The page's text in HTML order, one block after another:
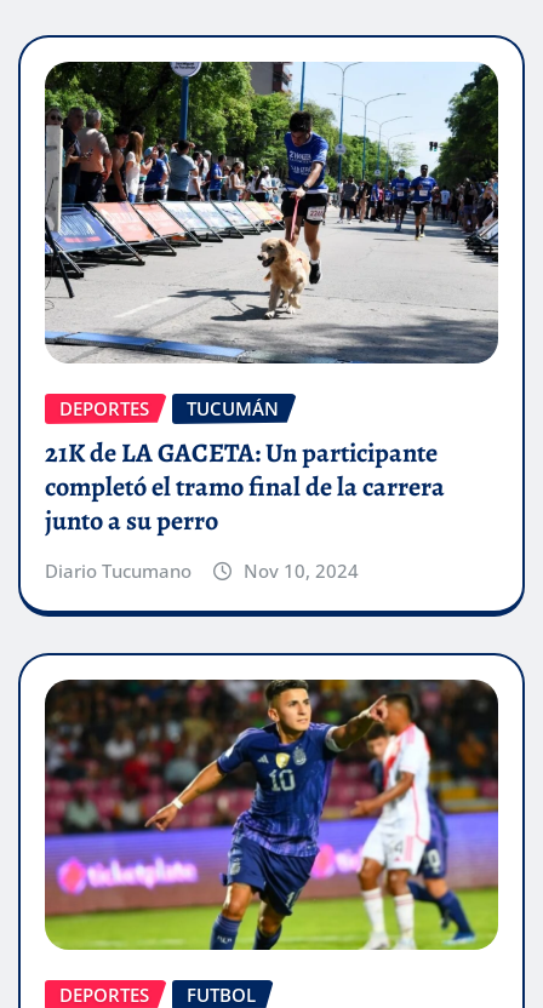
DEPORTES TUCUMÁN
21K de LA GACETA: Un participante
completó el tramo final de la carrera
junto a su perro
Diario Tucumano Nov 10, 2024
DEPORTES FUTBOL